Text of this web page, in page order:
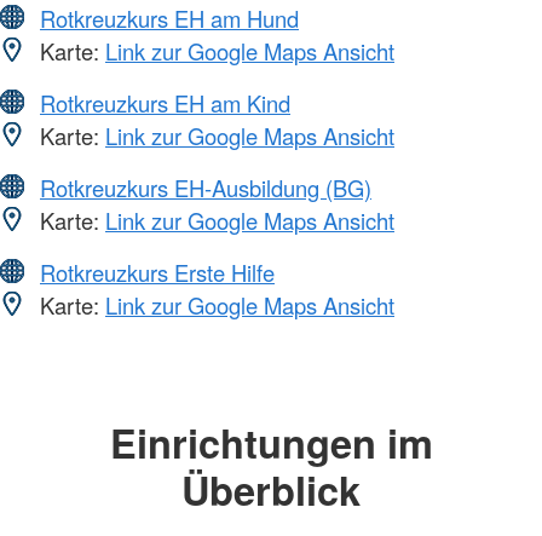
Rotkreuzkurs EH am Hund
Karte: Link zur Google Maps Ansicht
Rotkreuzkurs EH am Kind
Karte: Link zur Google Maps Ansicht
Rotkreuzkurs EH-Ausbildung (BG)
Karte: Link zur Google Maps Ansicht
Rotkreuzkurs Erste Hilfe
Karte: Link zur Google Maps Ansicht
Einrichtungen im
Überblick